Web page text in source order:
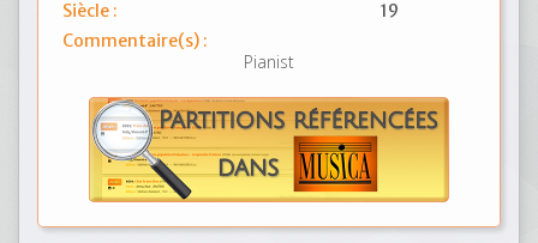
Siècle :
19
Commentaire(s) :
Pianist